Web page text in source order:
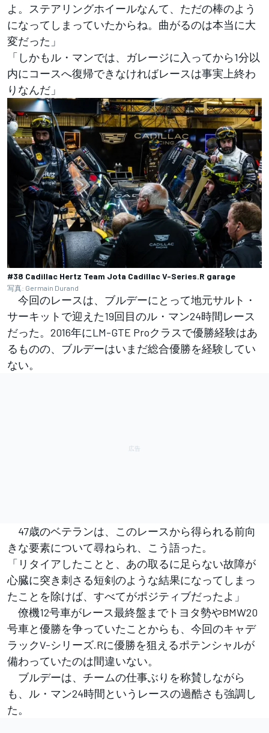
よ。ステアリングホイールなんて、ただの棒のよう
になってしまっていたからね。曲がるのは本当に大
変だった」
「しかもル・マンでは、ガレージに入ってから1分以
内にコースへ復帰できなければレースは事実上終わ
りなんだ」
#38 Cadillac Hertz Team Jota Cadillac V-Series.R garage
写真: Germain Durand
今回のレースは、ブルデーにとって地元サルト・
サーキットで迎えた19回目のル・マン24時間レース
だった。2016年にLM-GTE Proクラスで優勝経験はあ
るものの、ブルデーはいまだ総合優勝を経験してい
ない。
47歳のベテランは、このレースから得られる前向
きな要素について尋ねられ、こう語った。
「リタイアしたことと、あの取るに足らない故障が
心臓に突き刺さる短剣のような結果になってしまっ
たことを除けば、すべてがポジティブだったよ」
僚機12号車がレース最終盤までトヨタ勢やBMW20
号車と優勝を争っていたことからも、今回のキャデ
ラックV-シリーズ.Rに優勝を狙えるポテンシャルが
備わっていたのは間違いない。
ブルデーは、チームの仕事ぶりを称賛しながら
も、ル・マン24時間というレースの過酷さも強調し
た。